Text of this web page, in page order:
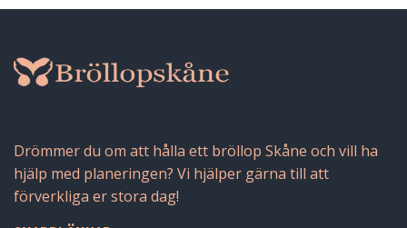
Drömmer du om att hålla ett bröllop Skåne och vill ha
hjälp med planeringen? Vi hjälper gärna till att
förverkliga er stora dag!